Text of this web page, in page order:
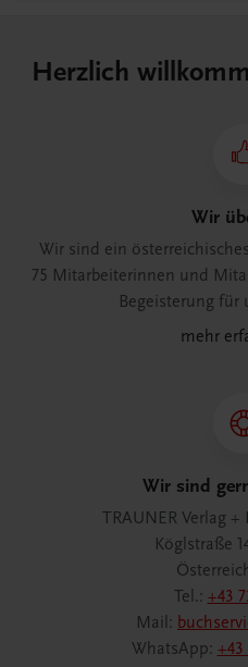
Herzlich
Wir
Wir sind ein
75 Mitarbeiterinnen und
Begeisterung für
mehr
Wir sind
TRAUNER Verlag
Köglstraße
Tel.: +43
Mail:
WhatsApp: +43